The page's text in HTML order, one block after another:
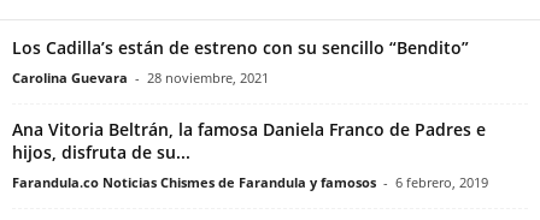
Los Cadilla’s están de estreno con su sencillo “Bendito”
Carolina Guevara - 28 noviembre, 2021
Ana Vitoria Beltrán, la famosa Daniela Franco de Padres e
hijos, disfruta de su...
Farandula.co Noticias Chismes de Farandula y famosos - 6 febrero, 2019